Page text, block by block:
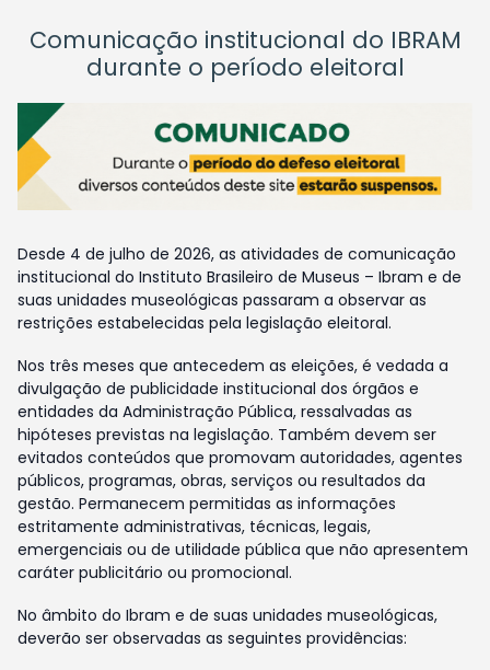
Comunicação institucional do IBRAM
durante o período eleitoral
Desde 4 de julho de 2026, as atividades de comunicação
institucional do Instituto Brasileiro de Museus – Ibram e de
suas unidades museológicas passaram a observar as
restrições estabelecidas pela legislação eleitoral.
Nos três meses que antecedem as eleições, é vedada a
divulgação de publicidade institucional dos órgãos e
entidades da Administração Pública, ressalvadas as
hipóteses previstas na legislação. Também devem ser
evitados conteúdos que promovam autoridades, agentes
públicos, programas, obras, serviços ou resultados da
gestão. Permanecem permitidas as informações
estritamente administrativas, técnicas, legais,
emergenciais ou de utilidade pública que não apresentem
caráter publicitário ou promocional.
No âmbito do Ibram e de suas unidades museológicas,
deverão ser observadas as seguintes providências: